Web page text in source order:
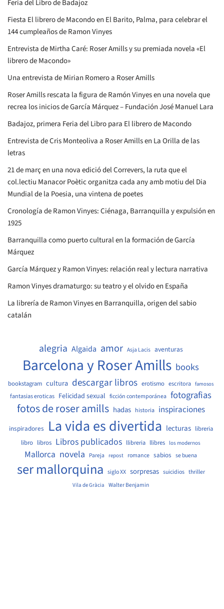
Feria del Libro de Badajoz
Fiesta El librero de Macondo en El Barito, Palma, para celebrar el
144 cumpleaños de Ramon Vinyes
Entrevista de Mirtha Caré: Roser Amills y su premiada novela «El
librero de Macondo»
Una entrevista de Mirian Romero a Roser Amills
Roser Amills rescata la figura de Ramón Vinyes en una novela que
recrea los inicios de García Márquez – Fundación José Manuel Lara
Badajoz, primera Feria del Libro para El librero de Macondo
Entrevista de Cris Monteoliva a Roser Amills en La Orilla de las
letras
21 de març en una nova edició del Correvers, la ruta que el
col.lectiu Manacor Poètic organitza cada any amb motiu del Dia
Mundial de la Poesia, una vintena de poetes
Cronología de Ramon Vinyes: Ciénaga, Barranquilla y expulsión en
1925
Barranquilla como puerto cultural en la formación de García
Márquez
García Márquez y Ramon Vinyes: relación real y lectura narrativa
Ramon Vinyes dramaturgo: su teatro y el olvido en España
La librería de Ramon Vinyes en Barranquilla, origen del sabio
catalán
alegria Algaida amor Asja Lacis aventuras
Barcelona y Roser Amills books
bookstagram cultura descargar libros erotismo escritora famosos
fantasias eroticas Felicidad sexual ficción contemporánea fotografias
fotos de roser amills hadas historia inspiraciones
inspiradores La vida es divertida lecturas libreria
libro libros Libros publicados llibreria llibres los modernos
Mallorca novela Pareja repost romance sabios se buena
ser mallorquina siglo XX sorpresas suicidios thriller
Vila de Gràcia Walter Benjamin